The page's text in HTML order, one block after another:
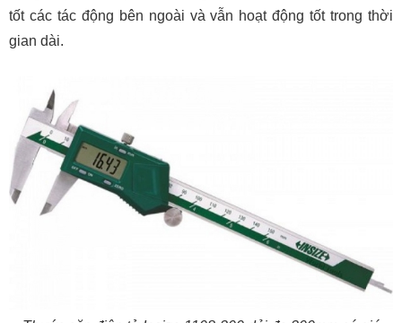
tốt các tác động bên ngoài và vẫn hoạt động tốt trong thời
gian dài.